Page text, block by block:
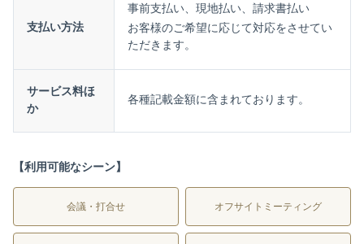
支払い方法
事前支払い、現地払い、請求書払い
お客様のご希望に応じて対応をさせてい
ただきます。
サービス料ほ
か
各種記載金額に含まれております。
【利用可能なシーン】
会議・打合せ オフサイトミーティング